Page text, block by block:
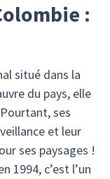
:
situé dans la
du pays, elle
ses
et leur
ses paysages !
1994, c’est l’un